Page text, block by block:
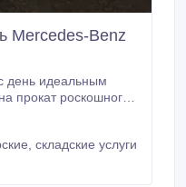
Mercedes-Benz
день идеальным
Benz
вам
складские услуги